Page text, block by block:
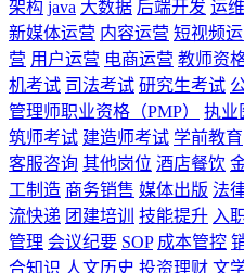
架构 java 大数据 后端开发 运维
新媒体运营 内容运营 短视频
营 用户运营 电商运营 教师资
机考试 司法考试 研究生考试
管理师职业资格（PMP）
执业
筑师考试 建造师考试 学前教育
客服咨询 其他岗位 酒店餐饮
工制造 商务销售 媒体出版 法
流快递 团建培训 技能提升 入
管理 会议纪要 SOP 成本管控
合知识 人文历史 投资理财 文